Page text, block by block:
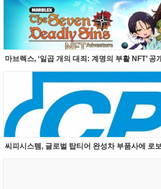
마브렉스, ‘일곱 개의 대죄: 계명의 부활 NFT’ 공
씨피시스템, 글로벌 탑티어 완성차 부품사에 로